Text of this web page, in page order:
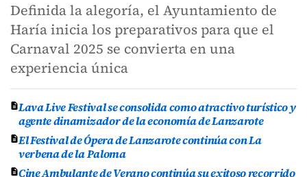
Definida la alegoría, el Ayuntamiento de
Haría inicia los preparativos para que el
Carnaval 2025 se convierta en una
experiencia única
Lava Live Festival se consolida como atractivo turístico y
agente dinamizador de la economía de Lanzarote
El Festival de Ópera de Lanzarote continúa con La
verbena de la Paloma
Cine Ambulante de Verano continúa su exitoso recorrido